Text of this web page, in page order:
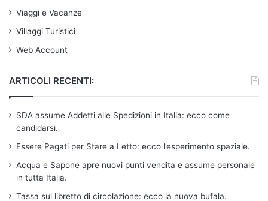
Viaggi e Vacanze
Villaggi Turistici
Web Account
ARTICOLI RECENTI:
SDA assume Addetti alle Spedizioni in Italia: ecco come
candidarsi.
Essere Pagati per Stare a Letto: ecco l’esperimento spaziale.
Acqua e Sapone apre nuovi punti vendita e assume personale
in tutta Italia.
Tassa sul libretto di circolazione: ecco la nuova bufala.